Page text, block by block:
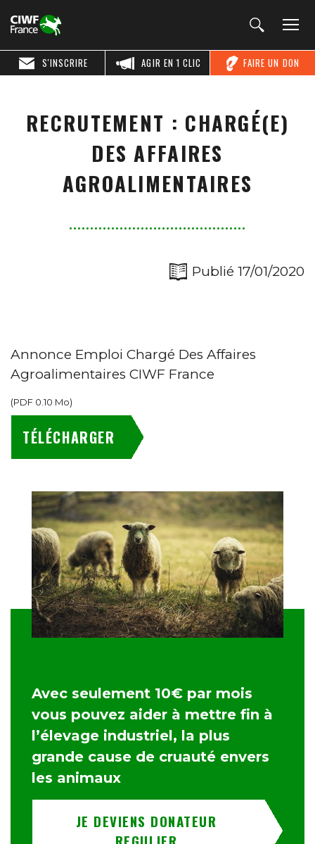
FAIRE UN DON
AGIR EN 1 CLIC
S'INSCRIRE
RECRUTEMENT : CHARGÉ(E)
DES AFFAIRES
AGROALIMENTAIRES
Publié 17/01/2020
Annonce Emploi Chargé Des Affaires
Agroalimentaires CIWF France
(PDF 0.10 Mo)
TÉLÉCHARGER
Avec seulement 10€ par mois
vous pouvez aider à mettre fin à
l’élevage industriel, la plus
grande cause de cruauté envers
les animaux
JE DEVIENS DONATEUR